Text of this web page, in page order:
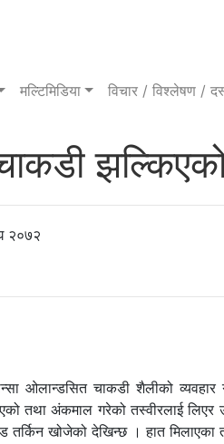
मल्टिमिडिया विचार / विश्लेषण /
२०७२
ओलान्डसित चाकडी शैलीको
तथा अंकमाल गरेको तस्वीरलाई
खोजेको देखिन्छ । हात मिलाएका